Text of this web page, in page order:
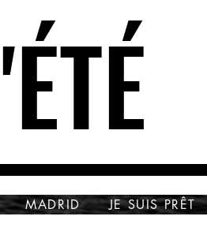
MADRID JE SUIS PRÊT